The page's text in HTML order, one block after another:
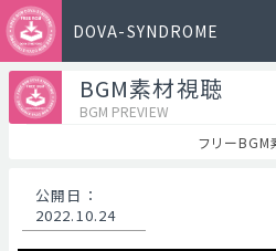
DOVA-SYNDROME
BGM素材視聴
BGM PREVIEW
フリーBGM
公開日 ：
2022.10.24